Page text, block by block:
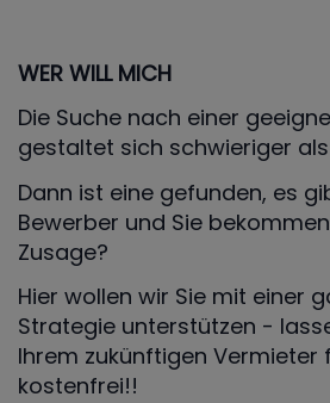
WER WILL MICH
Die Suche nach einer
gestaltet sich schwieriger
Dann ist eine gefunden, es
Bewerber und Sie
Zusage?
Hier wollen wir Sie mit einer
Strategie unterstützen -
Ihrem zukünftigen Vermieter
kostenfrei!!